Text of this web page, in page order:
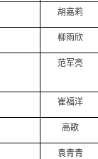
胡嘉莉
柳雨欣
范军亮
崔福洋
高歌
袁青青